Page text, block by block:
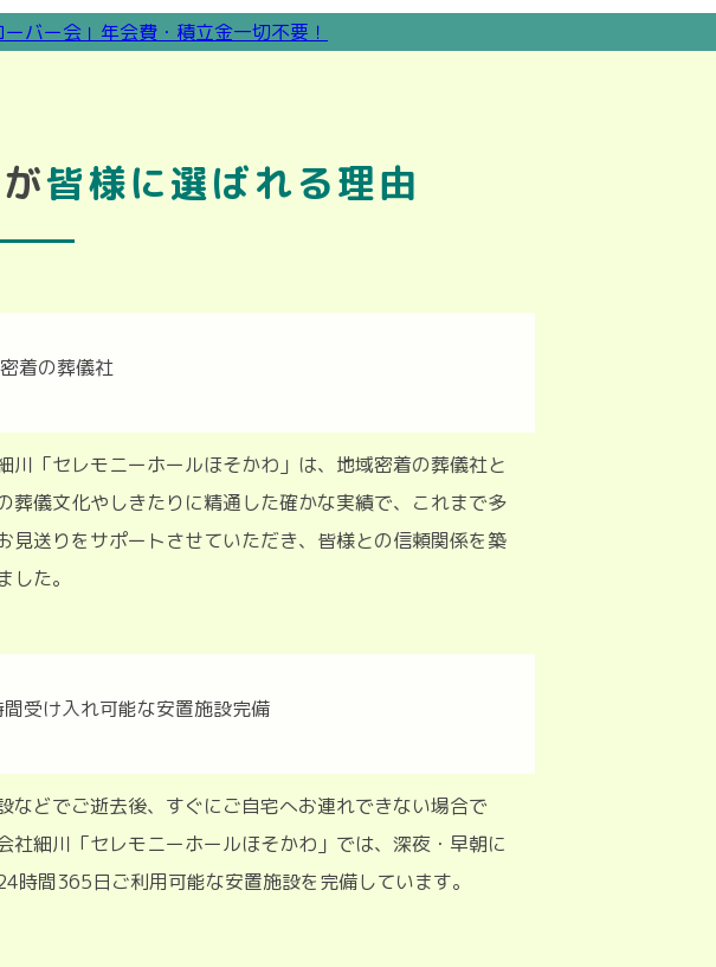
皆様に選ばれる理由
川「セレモニーホールほそかわ」は、地域密着の葬儀社と
葬儀文化やしきたりに精通した確かな実績で、これまで多
見送りをサポートさせていただき、皆様との信頼関係を築
した。
などでご逝去後、すぐにご自宅へお連れできない場合で
社細川「セレモニーホールほそかわ」では、深夜・早朝に
時間365日ご利用可能な安置施設を完備しています。